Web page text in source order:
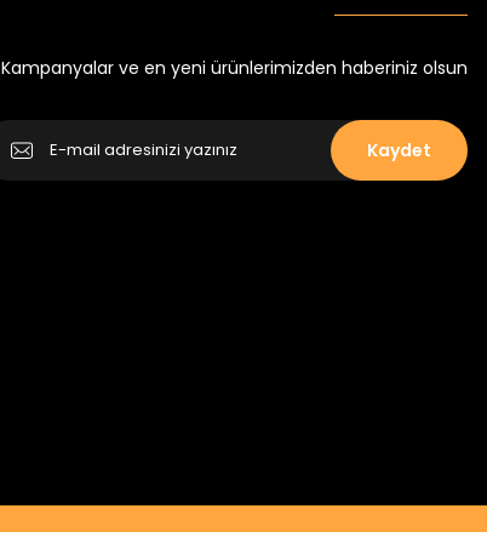
Kampanyalar ve en yeni ürünlerimizden haberiniz olsun
Kaydet